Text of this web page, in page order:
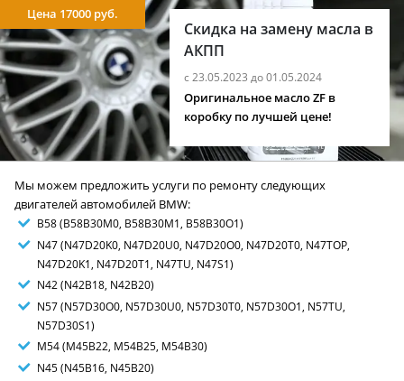
Скидка на замену масла в
АКПП
с 23.05.2023 до 01.05.2024
Цена 17000 руб.
Оригинальное масло ZF в
коробку по лучшей цене!
Мы можем предложить услуги по ремонту следующих
двигателей автомобилей BMW:
B58 (B58B30M0, B58B30M1, B58B30O1)
N47 (N47D20K0, N47D20U0, N47D20O0, N47D20T0, N47TOP,
N47D20K1, N47D20T1, N47TU, N47S1)
N42 (N42B18, N42B20)
N57 (N57D30O0, N57D30U0, N57D30T0, N57D30O1, N57TU,
N57D30S1)
M54 (M45B22, M54B25, M54B30)
N45 (N45B16, N45B20)